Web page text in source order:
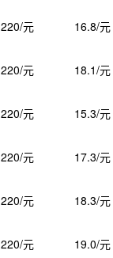
220/元 16.8/元
220/元 18.1/元
220/元 15.3/元
220/元 17.3/元
220/元 18.3/元
220/元 19.0/元